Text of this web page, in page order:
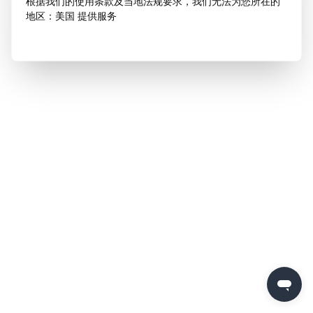
地区：美国 提供服务